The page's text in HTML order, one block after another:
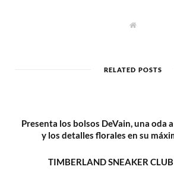
W
e
RELATED POSTS
Presenta los bolsos DeVain, una oda
y los detalles florales en su
TIMBERLAND SNEAKER